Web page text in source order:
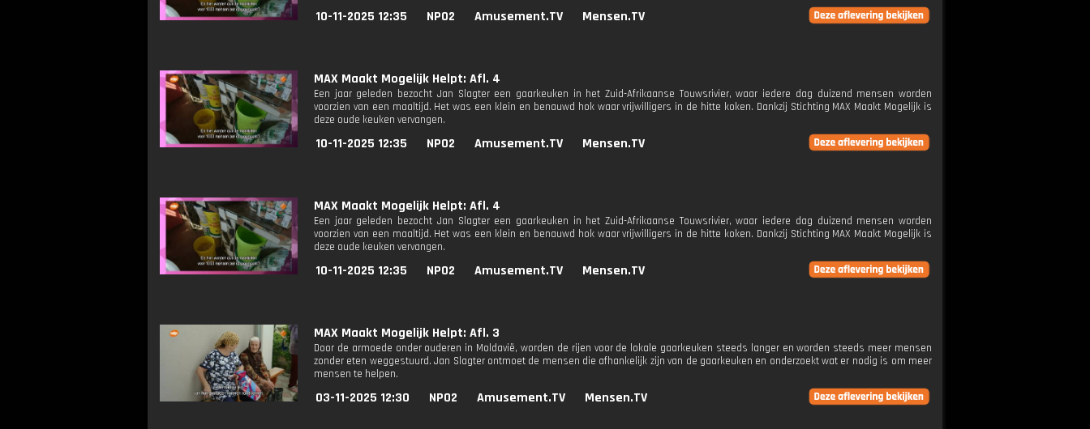
10-11-2025 12:35 NPO2 Amusement.TV Mensen.TV
MAX Maakt Mogelijk Helpt: Afl. 4
Een jaar geleden bezocht Jan Slagter een gaarkeuken in het Zuid-Afrikaanse Touwsrivier, waar iedere dag duizend mensen worden
voorzien van een maaltijd. Het was een klein en benauwd hok waar vrijwilligers in de hitte koken. Dankzij Stichting MAX Maakt Mogelijk is
deze oude keuken vervangen.
10-11-2025 12:35 NPO2 Amusement.TV Mensen.TV
MAX Maakt Mogelijk Helpt: Afl. 4
Een jaar geleden bezocht Jan Slagter een gaarkeuken in het Zuid-Afrikaanse Touwsrivier, waar iedere dag duizend mensen worden
voorzien van een maaltijd. Het was een klein en benauwd hok waar vrijwilligers in de hitte koken. Dankzij Stichting MAX Maakt Mogelijk is
deze oude keuken vervangen.
10-11-2025 12:35 NPO2 Amusement.TV Mensen.TV
MAX Maakt Mogelijk Helpt: Afl. 3
Door de armoede onder ouderen in Moldavië, worden de rijen voor de lokale gaarkeuken steeds langer en worden steeds meer mensen
zonder eten weggestuurd. Jan Slagter ontmoet de mensen die afhankelijk zijn van de gaarkeuken en onderzoekt wat er nodig is om meer
mensen te helpen.
03-11-2025 12:30 NPO2 Amusement.TV Mensen.TV